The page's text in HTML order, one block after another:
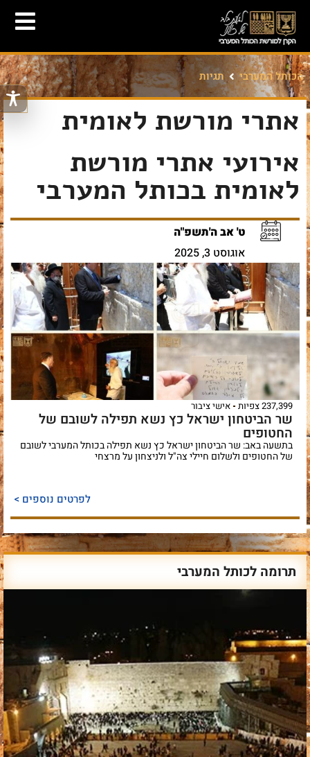
הכותל המערבי תגיות
אתרי מורשת לאומית
אירועי אתרי מורשת
לאומית בכותל המערבי
ט' אב ה'תשפ"ה
אוגוסט 3, 2025
237,399 צפיות אישי ציבור
שר הביטחון ישראל כץ נשא תפילה לשובם של
החטופים
בתשעה באב: שר הביטחון ישראל כץ נשא תפילה בכותל המערבי לשובם
של החטופים ולשלום חיילי צה"ל ולניצחון על מרצחי
לפרטים נוספים >
תרומה לכותל המערבי